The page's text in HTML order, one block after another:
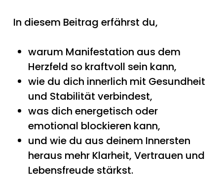
In diesem Beitrag erfährst du,
warum Manifestation aus dem
Herzfeld so kraftvoll sein kann,
wie du dich innerlich mit Gesundheit
und Stabilität verbindest,
was dich energetisch oder
emotional blockieren kann,
und wie du aus deinem Innersten
heraus mehr Klarheit, Vertrauen und
Lebensfreude stärkst.